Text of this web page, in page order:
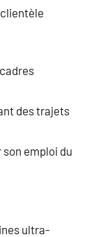
des trajets
emploi du
ultra-